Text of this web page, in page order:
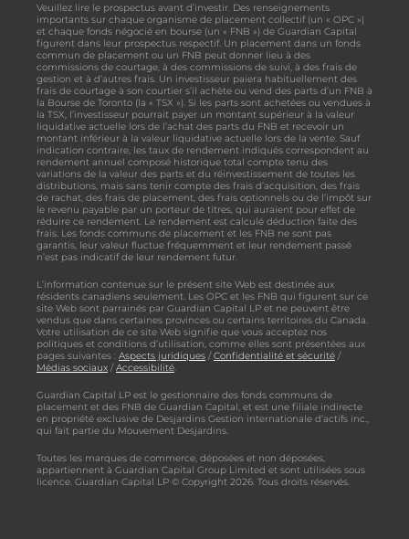
Veuillez lire le prospectus avant d’investir. Des renseignements
importants sur chaque organisme de placement collectif (un « OPC »)
et chaque fonds négocié en bourse (un « FNB ») de Guardian Capital
figurent dans leur prospectus respectif. Un placement dans un fonds
commun de placement ou un FNB peut donner lieu à des
commissions de courtage, à des commissions de suivi, à des frais de
gestion et à d’autres frais. Un investisseur paiera habituellement des
frais de courtage à son courtier s’il achète ou vend des parts d’un FNB à
la Bourse de Toronto (la « TSX »). Si les parts sont achetées ou vendues à
la TSX, l’investisseur pourrait payer un montant supérieur à la valeur
liquidative actuelle lors de l’achat des parts du FNB et recevoir un
montant inférieur à la valeur liquidative actuelle lors de la vente. Sauf
indication contraire, les taux de rendement indiqués correspondent au
rendement annuel composé historique total compte tenu des
variations de la valeur des parts et du réinvestissement de toutes les
distributions, mais sans tenir compte des frais d’acquisition, des frais
de rachat, des frais de placement, des frais optionnels ou de l’impôt sur
le revenu payable par un porteur de titres, qui auraient pour effet de
réduire ce rendement. Le rendement est calculé déduction faite des
frais. Les fonds communs de placement et les FNB ne sont pas
garantis, leur valeur fluctue fréquemment et leur rendement passé
n’est pas indicatif de leur rendement futur.
L’information contenue sur le présent site Web est destinée aux
résidents canadiens seulement. Les OPC et les FNB qui figurent sur ce
site Web sont parrainés par Guardian Capital LP et ne peuvent être
vendus que dans certaines provinces ou certains territoires du Canada.
Votre utilisation de ce site Web signifie que vous acceptez nos
politiques et conditions d’utilisation, comme elles sont présentées aux
pages suivantes : Aspects juridiques /Confidentialité et sécurité /
Médias sociaux /Accessibilité.
Guardian Capital LP est le gestionnaire des fonds communs de
placement et des FNB de Guardian Capital, et est une filiale indirecte
en propriété exclusive de Desjardins Gestion internationale d’actifs inc.,
qui fait partie du Mouvement Desjardins.
Toutes les marques de commerce, déposées et non déposées,
appartiennent à Guardian Capital Group Limited et sont utilisées sous
licence. Guardian Capital LP © Copyright 2026. Tous droits réservés.